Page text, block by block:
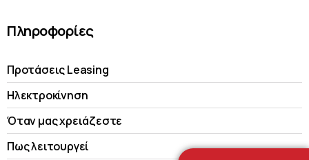
Πληροφορίες
Προτάσεις Leasing
Ηλεκτροκίνηση
Όταν μας χρειάζεστε
Πως λειτουργεί